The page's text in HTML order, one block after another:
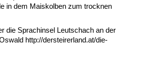
in dem Maiskolben zum trocknen
die Sprachinsel Leutschach an der
http://dersteirerland.at/die-